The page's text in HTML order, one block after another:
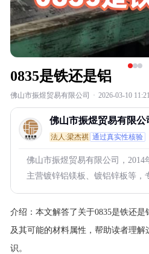
0835是铁还是铝
佛山市振煜贸易有限公司 · 2026-03-10
佛山市振煜贸易有限公
法人:梁杰祺 通过真实性核验
佛山市振煜贸易有限公司，2014
主营镀锌铝镁板、镀铝锌板等，
介绍： 本文解答了关于0835是铁还是
及其可能的材料属性，帮助读者理
识。